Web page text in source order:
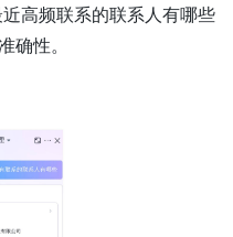
高频联系的联系人有哪些
确性。